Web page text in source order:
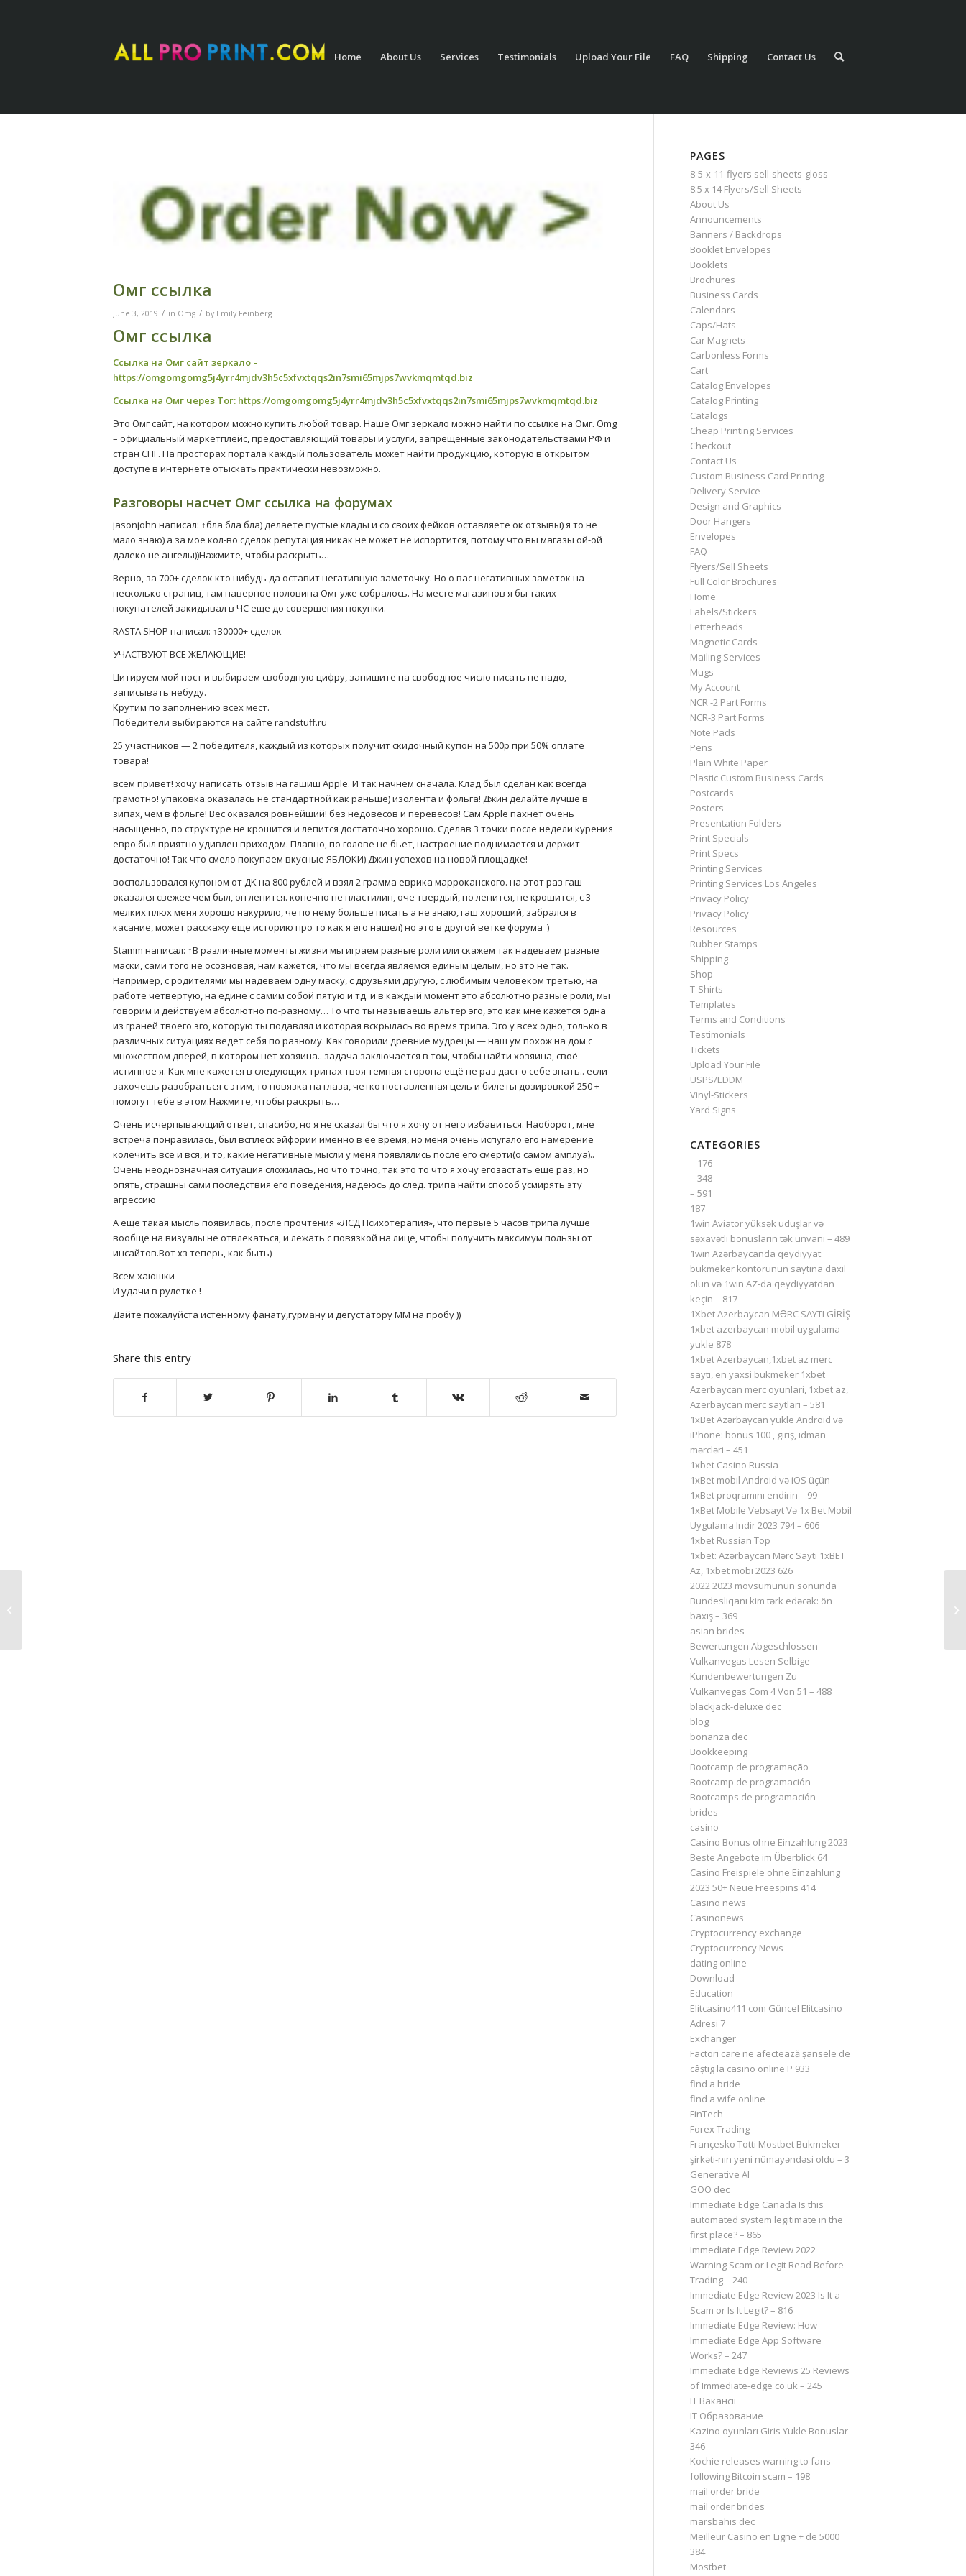
Home About Us Services Testimonials Upload Your File FAQ Shipping Contact Us
Омг ссылка
June 3, 2019 / in Omg / by Emily Feinberg
Омг ссылка
Ссылка на Омг сайт зеркало –
https://omgomgomg5j4yrr4mjdv3h5c5xfvxtqqs2in7smi65mjps7wvkmqmtqd.biz
Ссылка на Омг через Tor: https://omgomgomg5j4yrr4mjdv3h5c5xfvxtqqs2in7smi65mjps7wvkmqmtqd.biz
Это Омг сайт, на котором можно купить любой товар. Наше Омг зеркало можно найти по ссылке на Омг. Omg
– официальный маркетплейс, предоставляющий товары и услуги, запрещенные законодательствами РФ и
стран СНГ. На просторах портала каждый пользователь может найти продукцию, которую в открытом
доступе в интернете отыскать практически невозможно.
Разговоры насчет Омг ссылка на форумах
jasonjohn написал: ↑бла бла бла) делаете пустые клады и со своих фейков оставляете ок отзывы) я то не
мало знаю) а за мое кол-во сделок репутация никак не может не испортится, потому что вы магазы ой-ой
далеко не ангелы))Нажмите, чтобы раскрыть…
Верно, за 700+ сделок кто нибудь да оставит негативную заметочку. Но о вас негативных заметок на
несколько страниц, там наверное половина Омг уже собралось. На месте магазинов я бы таких
покупателей закидывал в ЧС еще до совершения покупки.
RASTA SHOP написал: ↑30000+ сделок
УЧАСТВУЮТ ВСЕ ЖЕЛАЮЩИЕ!
Цитируем мой пост и выбираем свободную цифру, запишите на свободное число писать не надо,
записывать небуду.
Крутим по заполнению всех мест.
Победители выбираются на сайте randstuff.ru
25 участников — 2 победителя, каждый из которых получит скидочный купон на 500р при 50% оплате
товара!
всем привет! хочу написать отзыв на гашиш Apple. И так начнем сначала. Клад был сделан как всегда
грамотно! упаковка оказалась не стандартной как раньше) изолента и фольга! Джин делайте лучше в
зипах, чем в фольге! Вес оказался ровнейший! без недовесов и перевесов! Сам Apple пахнет очень
насыщенно, по структуре не крошится и лепится достаточно хорошо. Сделав 3 точки после недели курения
евро был приятно удивлен приходом. Плавно, по голове не бьет, настроение поднимается и держит
достаточно! Так что смело покупаем вкусные ЯБЛОКИ) Джин успехов на новой площадке!
воспользовался купоном от ДК на 800 рублей и взял 2 грамма еврика марроканского. на этот раз гаш
оказался свежее чем был, он лепится. конечно не пластилин, оче твердый, но лепится, не крошится, с 3
мелких плюх меня хорошо накурило, че по нему больше писать а не знаю, гаш хороший, забрался в
касание, может расскажу еще историю про то как я его нашел) но это в другой ветке форума_)
Stamm написал: ↑В различные моменты жизни мы играем разные роли или скажем так надеваем разные
маски, сами того не осозновая, нам кажется, что мы всегда являемся единым целым, но это не так.
Например, с родителями мы надеваем одну маску, с друзьями другую, с любимым человеком третью, на
работе четвертую, на едине с самим собой пятую и тд. и в каждый момент это абсолютно разные роли, мы
говорим и действуем абсолютно по-разному… То что ты называешь альтер эго, это как мне кажется одна
из граней твоего эго, которую ты подавлял и которая вскрылась во время трипа. Эго у всех одно, только в
различных ситуациях ведет себя по разному. Как говорили древние мудрецы — наш ум похож на дом с
множеством дверей, в котором нет хозяина.. задача заключается в том, чтобы найти хозяина, своё
истинное я. Как мне кажется в следующих трипах твоя темная сторона ещё не раз даст о себе знать.. если
захочешь разобраться с этим, то повязка на глаза, четко поставленная цель и билеты дозировкой 250 +
помогут тебе в этом.Нажмите, чтобы раскрыть…
Очень исчерпывающий ответ, спасибо, но я не сказал бы что я хочу от него избавиться. Наоборот, мне
встреча понравилась, был всплеск эйфории именно в ее время, но меня очень испугало его намерение
колечить все и вся, и то, какие негативные мысли у меня появлялись после его смерти(о самом амплуа)..
Очень неоднозначная ситуация сложилась, но что точно, так это то что я хочу егозастать ещё раз, но
опять, страшны сами последствия его поведения, надеюсь до след. трипа найти способ усмирять эту
агрессию
А еще такая мысль появилась, после прочтения «ЛСД Психотерапия», что первые 5 часов трипа лучше
вообще на визуалы не отвлекаться, и лежать с повязкой на лице, чтобы получить максимум пользы от
инсайтов.Вот хз теперь, как быть)
Всем хаюшки
И удачи в рулетке !
Дайте пожалуйста истенному фанату,гурману и дегустатору ММ на пробу ))
Share this entry
PAGES
8-5-x-11-flyers sell-sheets-gloss
8.5 x 14 Flyers/Sell Sheets
About Us
Announcements
Banners / Backdrops
Booklet Envelopes
Booklets
Brochures
Business Cards
Calendars
Caps/Hats
Car Magnets
Carbonless Forms
Cart
Catalog Envelopes
Catalog Printing
Catalogs
Cheap Printing Services
Checkout
Contact Us
Custom Business Card Printing
Delivery Service
Design and Graphics
Door Hangers
Envelopes
FAQ
Flyers/Sell Sheets
Full Color Brochures
Home
Labels/Stickers
Letterheads
Magnetic Cards
Mailing Services
Mugs
My Account
NCR -2 Part Forms
NCR-3 Part Forms
Note Pads
Pens
Plain White Paper
Plastic Custom Business Cards
Postcards
Posters
Presentation Folders
Print Specials
Print Specs
Printing Services
Printing Services Los Angeles
Privacy Policy
Privacy Policy
Resources
Rubber Stamps
Shipping
Shop
T-Shirts
Templates
Terms and Conditions
Testimonials
Tickets
Upload Your File
USPS/EDDM
Vinyl-Stickers
Yard Signs
CATEGORIES
– 176
– 348
– 591
187
1win Aviator yüksək uduşlar və
səxavətli bonusların tək ünvanı – 489
1win Azərbaycanda qeydiyyat:
bukmeker kontorunun saytına daxil
olun və 1win AZ-da qeydiyyatdan
keçin – 817
1Xbet Azerbaycan MƏRC SAYTI GİRİŞ
1xbet azerbaycan mobil uygulama
yukle 878
1xbet Azerbaycan,1xbet az merc
saytı, en yaxsi bukmeker 1xbet
Azerbaycan merc oyunlari, 1xbet az,
Azerbaycan merc saytlari – 581
1xBet Azərbaycan yükle Android və
iPhone: bonus 100 , giriş, idman
mərcləri – 451
1xbet Casino Russia
1xBet mobil Android və iOS üçün
1xBet proqramını endirin – 99
1xBet Mobile Vebsayt Və 1x Bet Mobil
Uygulama Indir 2023 794 – 606
1xbet Russian Top
1xbet: Azərbaycan Mərc Saytı 1xBET
Az, 1xbet mobi 2023 626
2022 2023 mövsümünün sonunda
Bundesliqanı kim tərk edəcək: ön
baxış – 369
asian brides
Bewertungen Abgeschlossen
Vulkanvegas Lesen Selbige
Kundenbewertungen Zu
Vulkanvegas Com 4 Von 51 – 488
blackjack-deluxe dec
blog
bonanza dec
Bookkeeping
Bootcamp de programação
Bootcamp de programación
Bootcamps de programación
brides
casino
Casino Bonus ohne Einzahlung 2023 ️
Beste Angebote im Überblick 64
Casino Freispiele ohne Einzahlung
2023 50+ Neue Freespins 414
Casino news
Casinonews
Cryptocurrency exchange
Cryptocurrency News
dating online
Download
Education
Elitcasino411 com Güncel Elitcasino
Adresi 7
Exchanger
Factori care ne afectează șansele de
câștig la casino online P 933
find a bride
find a wife online
FinTech
Forex Trading
Françesko Totti Mostbet Bukmeker
şirkəti-nın yeni nümayəndəsi oldu – 3
Generative AI
GOO dec
Immediate Edge Canada Is this
automated system legitimate in the
first place? – 865
Immediate Edge Review 2022
Warning Scam or Legit Read Before
Trading – 240
Immediate Edge Review 2023 Is It a
Scam or Is It Legit? – 816
Immediate Edge Review: How
Immediate Edge App Software
Works? – 247
Immediate Edge Reviews 25 Reviews
of Immediate-edge co.uk – 245
IT Вакансії
IT Образование
Kazino oyunları Giris Yukle Bonuslar
346
Kochie releases warning to fans
following Bitcoin scam – 198
mail order bride
mail order brides
marsbahis dec
Meilleur Casino en Ligne + de 5000
384
Mostbet